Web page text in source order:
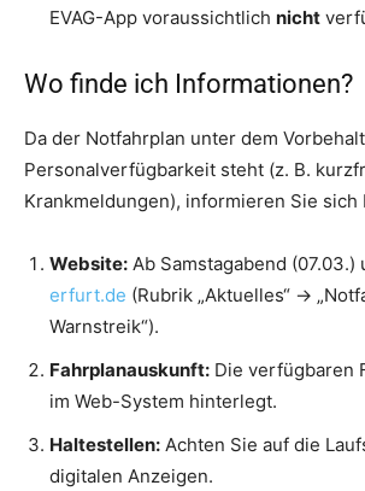
EVAG-App voraussichtlich nicht
Wo finde ich Informationen?
Da der Notfahrplan unter dem
Personalverfügbarkeit steht (z. B.
Krankmeldungen), informieren Sie sich
Website: Ab Samstagabend (07.03.)
erfurt.de (Rubrik „Aktuelles“ →
Warnstreik“).
Fahrplanauskunft: Die verfügbaren
im Web-System hinterlegt.
Haltestellen: Achten Sie auf die
digitalen Anzeigen.